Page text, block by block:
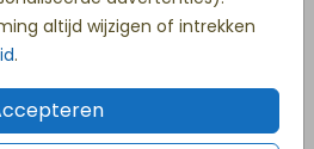
altijd wijzigen of intrekken
.
bedenktijd gaat in op de
van de overeenkomst.
op een materiële drager is
over herroepingsrecht: